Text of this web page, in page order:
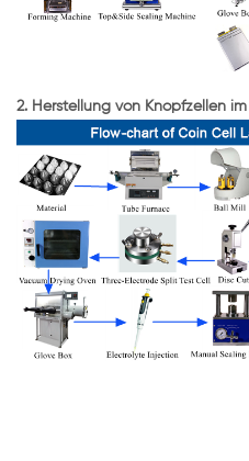
2. Herstellung von Knopfzellen